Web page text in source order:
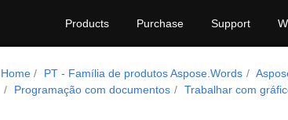
Products Purchase Support
Home PT - Família de produtos Aspose.Words
Programação com documentos
Trabalhar com